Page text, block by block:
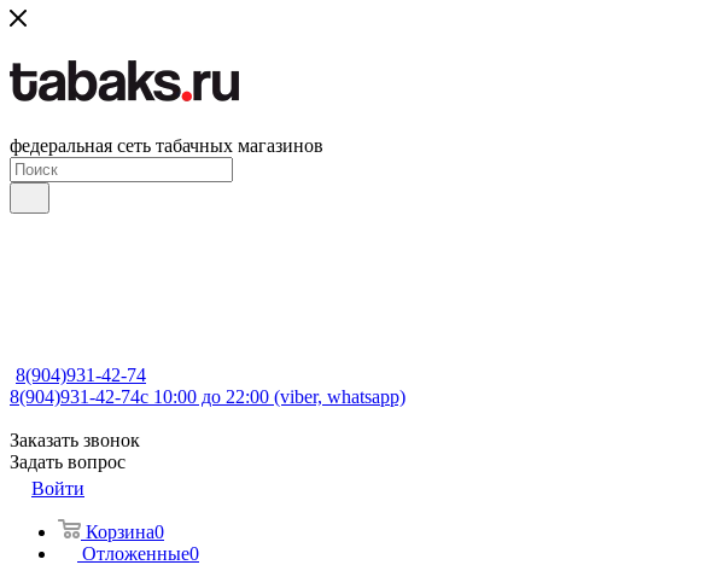
федеральная сеть табачных магазинов
8(904)931-42-74
8(904)931-42-74с 10:00 до 22:00 (viber, whatsapp)
Заказать звонок
Задать вопрос
Войти
Корзина0
Отложенные0